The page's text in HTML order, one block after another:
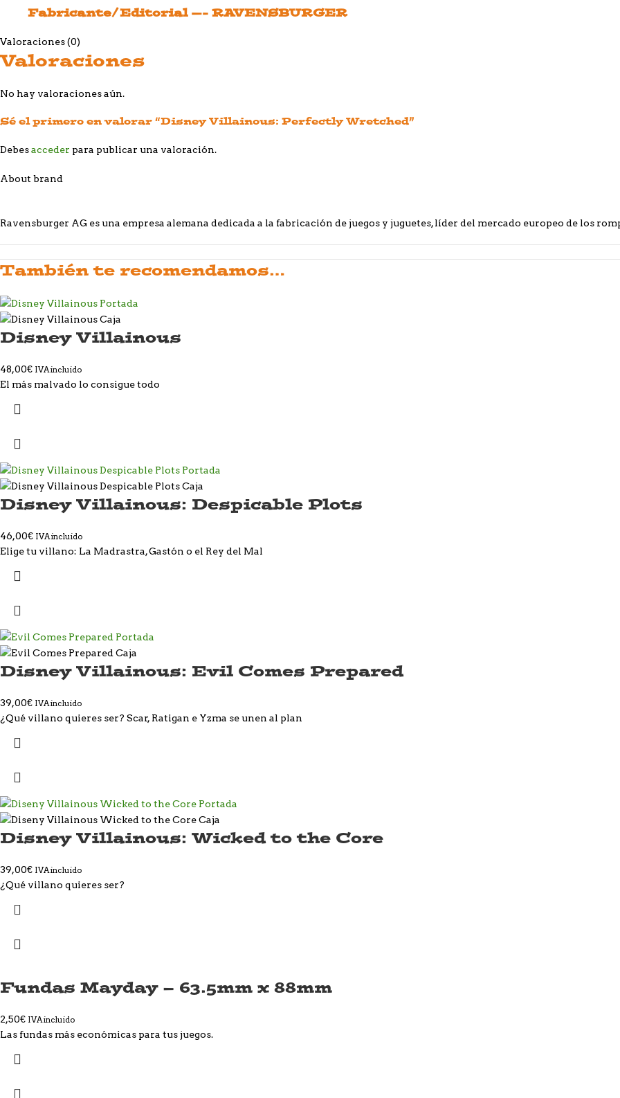
Fabricante/Editorial —- RAVENSBURGER
Valoraciones (0)
Valoraciones
No hay valoraciones aún.
Sé el primero en valorar “Disney Villainous: Perfectly Wretched”
Debesacceder para publicar una valoración.
About brand
Ravensburger AG es una empresa alemana dedicada a la fabricación de juegos y juguetes, líder del mercado europeo de los
También te recomendamos…
Disney Villainous
48,00€ IVA incluido
El más malvado lo consigue todo
Disney Villainous: Despicable Plots
46,00€ IVA incluido
Elige tu villano: La Madrastra, Gastón o el Rey del Mal
Disney Villainous: Evil Comes Prepared
39,00€ IVA incluido
¿Qué villano quieres ser? Scar, Ratigan e Yzma se unen al plan
Disney Villainous: Wicked to the Core
39,00€ IVA incluido
¿Qué villano quieres ser?
Fundas Mayday – 63.5mm x 88mm
2,50€ IVA incluido
Las fundas más económicas para tus juegos.